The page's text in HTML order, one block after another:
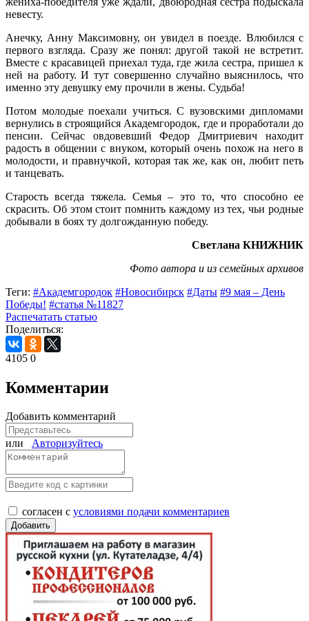
невесту.
Анечку, Анну Максимовну, он увидел в поезде. Влюбился с
первого взгляда. Сразу же понял: другой такой не встретит.
Вместе с красавицей приехал туда, где жила сестра, пришел к
ней на работу. И тут совершенно случайно выяснилось, что
именно эту девушку ему прочили в жены. Судьба!
Потом молодые поехали учиться. С вузовскими дипломами
вернулись в строящийся Академгородок, где и проработали до
пенсии. Сейчас овдовевший Федор Дмитриевич находит
радость в общении с внуком, который очень похож на него в
молодости, и правнучкой, которая так же, как он, любит петь
и танцевать.
Старость всегда тяжела. Семья – это то, что способно ее
скрасить. Об этом стоит помнить каждому из тех, чьи родные
добывали в боях ту долгожданную победу.
Светлана КНИЖНИК
Фото автора и из семейных архивов
Теги: #Академгородок #Новосибирск #Даты #9 мая – День
Победы! #статья №11827
Распечатать статью
Поделиться:
4105 0
Комментарии
Добавить комментарий
или Авторизуйтесь
согласен с условиями подачи комментариев